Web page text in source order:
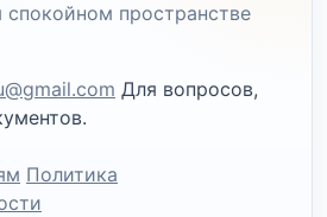
пространстве
Для вопросов,
Политика